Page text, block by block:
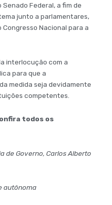
Federal, a fim de
junto a parlamentares,
Nacional para a
interlocução com a
para que a
medida seja devidamente
competentes.
todos os
de Governo, Carlos Alberto
autônoma